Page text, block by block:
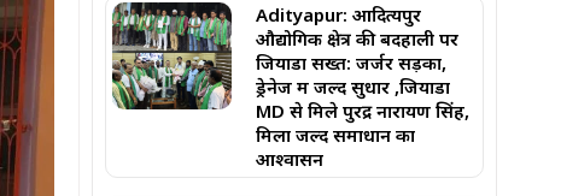
Adityapur: आदित्यपुर
औद्योगिक क्षेत्र की बदहाली पर
जियाडा सख्त: जर्जर सड़कों,
ड्रेनेज में जल्द सुधार ,जियाडा
MD से मिले पुरेंद्र नारायण सिंह,
मिला जल्द समाधान का
आश्वासन